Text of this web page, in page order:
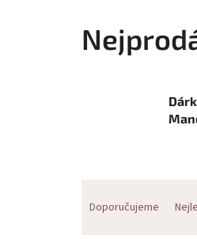
Doporučujeme